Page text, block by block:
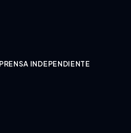
INDEPENDIENTE